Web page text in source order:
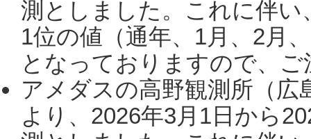
測としました。これに伴い
1位の値（通年、1月、2月
となっておりますので、
アメダスの高野観測所（
より、2026年3月1日から